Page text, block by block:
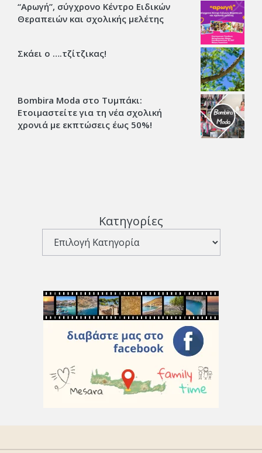
“Αρωγή”, σύγχρονο Κέντρο Ειδικών
Θεραπειών και σχολικής μελέτης
Σκάει ο ….τζίτζικας!
Bombira Moda στο Τυμπάκι:
Ετοιμαστείτε για τη νέα σχολική
χρονιά με εκπτώσεις έως 50%!
Κατηγορίες